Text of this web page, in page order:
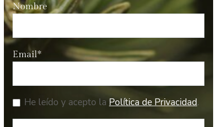
Nombre
Email*
He leído y acepto la Política de Privacidad.